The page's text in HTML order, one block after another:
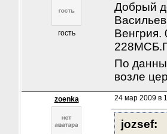
гость
Добрый
Венгрия.
По
возле
zoenka 24 мар 2009 в
jozsef: